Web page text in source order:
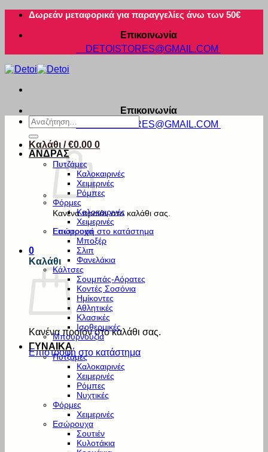
Μετάβαση
περιεχόμενο
Δωρεάν μεταφορικά για παραγγελίες άνω των 50€
Επικοινωνία
DETOISTORES@GMAIL.COM
Επικοινωνία
DETOISTORES@GMAIL.COM
Καλάθι /€0.00 0
Κανένα προϊόν στο καλάθι σας.
Επιστροφή στο κατάστημα
0
Καλάθι
Κανένα προϊόν στο καλάθι σας.
Επιστροφή στο κατάστημα
Αναζήτηση
για:
ΑΝΔΡΑΣ
Πυτζάμες
Καλοκαιρινές
Χειμερινές
Ρόμπες
Φόρμες
Καλοκαιρινές
Χειμερινές
Εσώρουχα
Μποξέρ
Σλιπ
Φανελάκια
Κάλτσες
Σουμπάς-Αόρατες
Κοντές Σοσόνια
Ημίκοντες
Αθλητικές
Κλασικές
Ισοθερμικές
Μπουρνούζια
ΓΥΝΑΙΚΑ
Πυτζάμες
Καλοκαιρινές
Χειμερινές
Ρόμπες
Νυχτικές
Φόρμες
Χειμερινές
Εσώρουχα
Σουτιέν
Κυλοτάκια